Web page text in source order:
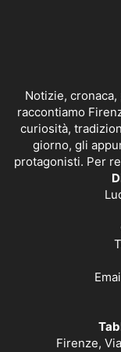
Notizie,
raccontiamo
curiosità,
giorno, gli
protagonisti. Per
Firenze,